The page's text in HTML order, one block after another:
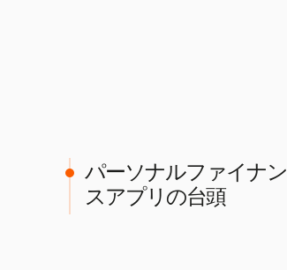
パーソナルファイナン
スアプリの台頭